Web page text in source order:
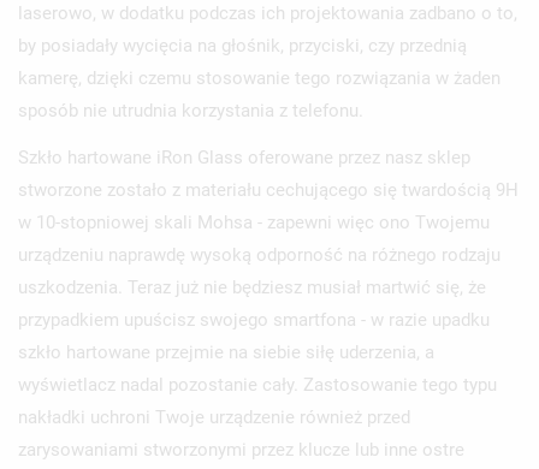
laserowo, w dodatku podczas ich projektowania zadbano o to,
by posiadały wycięcia na głośnik, przyciski, czy przednią
kamerę, dzięki czemu stosowanie tego rozwiązania w żaden
sposób nie utrudnia korzystania z telefonu.
Szkło hartowane iRon Glass oferowane przez nasz sklep
stworzone zostało z materiału cechującego się twardością 9H
w 10-stopniowej skali Mohsa - zapewni więc ono Twojemu
urządzeniu naprawdę wysoką odporność na różnego rodzaju
uszkodzenia. Teraz już nie będziesz musiał martwić się, że
przypadkiem upuścisz swojego smartfona - w razie upadku
szkło hartowane przejmie na siebie siłę uderzenia, a
wyświetlacz nadal pozostanie cały. Zastosowanie tego typu
nakładki uchroni Twoje urządzenie również przed
zarysowaniami stworzonymi przez klucze lub inne ostre